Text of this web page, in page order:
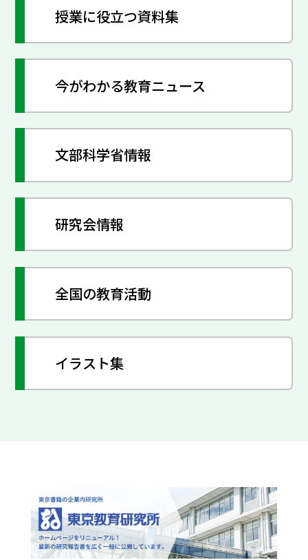
授業に役立つ資料集
今がわかる教育ニュース
文部科学省情報
研究会情報
全国の教育活動
イラスト集